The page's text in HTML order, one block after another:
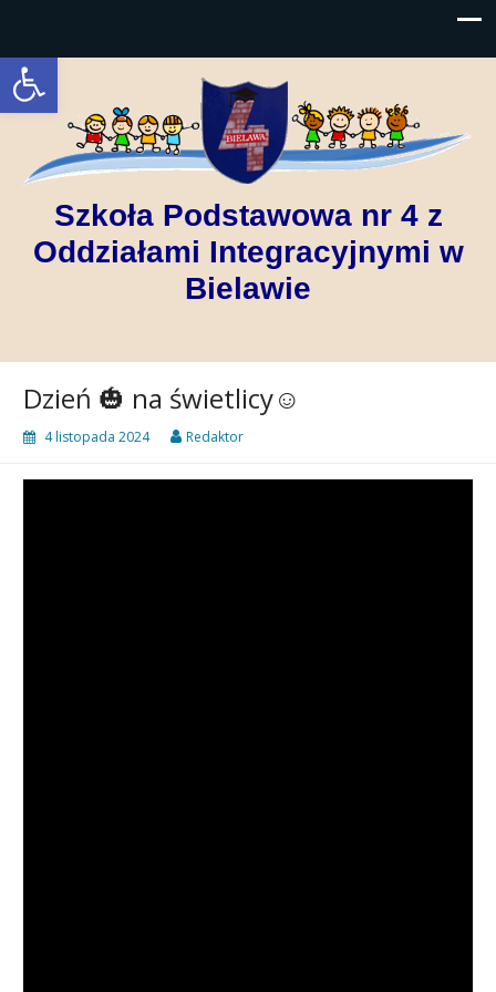
Open toolbar
Szkoła Podstawowa nr 4 z
Oddziałami Integracyjnymi w
Bielawie
Dzień 🎃 na świetlicy☺️
4 listopada 2024 Redaktor